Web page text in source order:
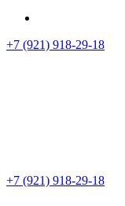
+7 (921) 918-29-18
+7 (921) 918-29-18